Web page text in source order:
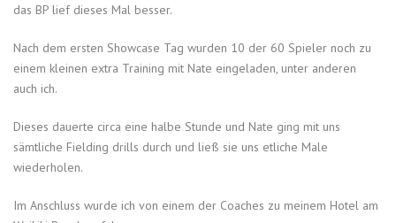
das BP lief dieses Mal besser.
Nach dem ersten Showcase Tag wurden 10 der 60 Spieler noch zu
einem kleinen extra Training mit Nate eingeladen, unter anderen
auch ich.
Dieses dauerte circa eine halbe Stunde und Nate ging mit uns
sämtliche Fielding drills durch und ließ sie uns etliche Male
wiederholen.
Im Anschluss wurde ich von einem der Coaches zu meinem Hotel am